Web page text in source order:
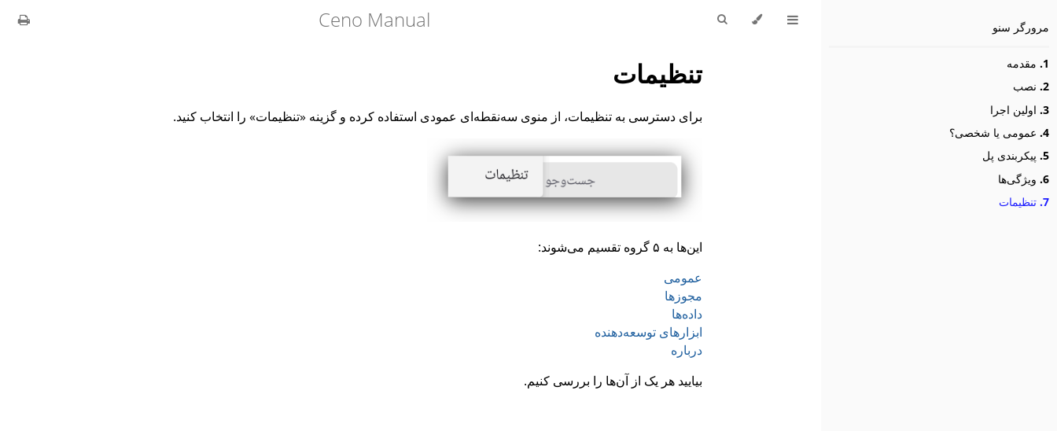
مرورگر سنو
1. مقدمه
2. نصب
3. اولین اجرا
4. عمومی یا شخصی؟
5. پیکربندی پل
6. ویژگی‌ها
7. تنظیمات
Ceno Manual
تنظیمات
برای دسترسی به تنظیمات، از منوی سه‌نقطه‌ای عمودی استفاده کرده و گزینه «تنظیمات» را انتخاب کنید.
این‌ها به ۵ گروه تقسیم می‌شوند:
عمومی
مجوزها
داده‌ها
ابزارهای توسعه‌دهنده
درباره
بیایید هر یک از آن‌ها را بررسی کنیم.